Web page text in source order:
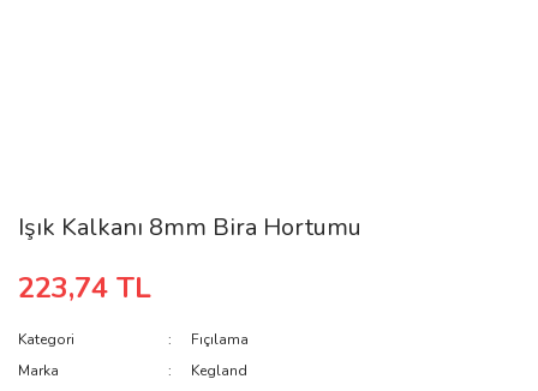
Işık Kalkanı 8mm Bira Hortumu
223,74 TL
Kategori
Fıçılama
Marka
Kegland